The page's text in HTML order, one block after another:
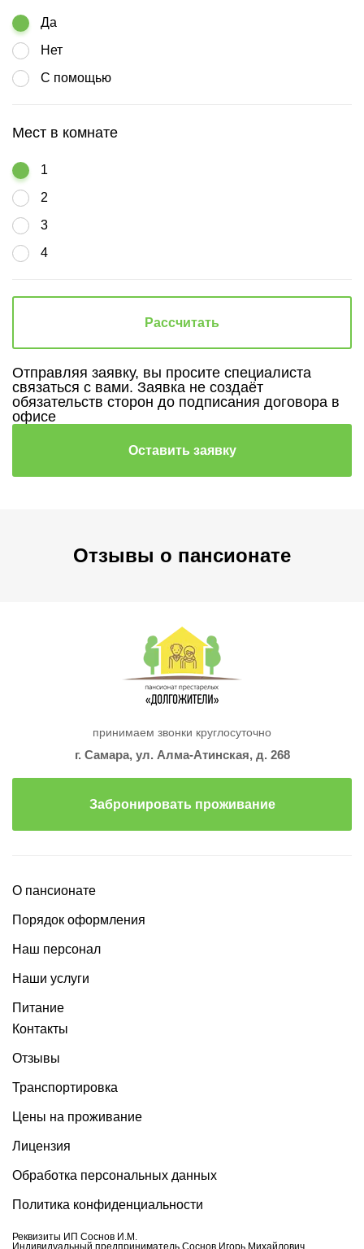
Да
Нет
С помощью
Мест в комнате
1
2
3
4
Рассчитать
Отправляя заявку, вы просите специалиста
связаться с вами. Заявка не создаёт
обязательств сторон до подписания договора в
офисе
Отзывы о пансионате
г. Самара, ул. Алма-Атинская, д. 268
принимаем звонки круглосуточно
Забронировать проживание
О пансионате
Порядок оформления
Наш персонал
Наши услуги
Питание
Контакты
Отзывы
Транспортировка
Цены на проживание
Лицензия
Обработка персональных данных
Политика конфиденциальности
Реквизиты ИП Соснов И.М.
Индивидуальный предприниматель Соснов Игорь Михайлович